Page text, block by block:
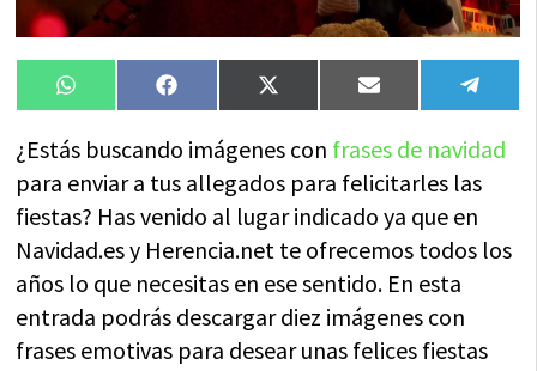
Compartir
en
WhatsAppCompartir
en
FacebookCompartir
en
X
(Twitter)
Compartir
en
Email
en
¿Estás buscando imágenes con frases de navidad
para enviar a tus allegados para felicitarles las
fiestas? Has venido al lugar indicado ya que en
Navidad.es y Herencia.net te ofrecemos todos los
años lo que necesitas en ese sentido. En esta
entrada podrás descargar diez imágenes con
frases emotivas para desear unas felices fiestas